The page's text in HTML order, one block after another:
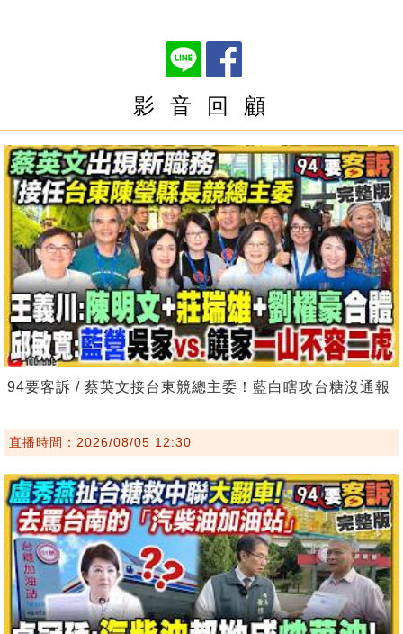
影 音 回 顧
94要客訴 / 蔡英文接台東競總主委！藍白瞎攻台糖沒通報
直播時間：2026/08/05 12:30